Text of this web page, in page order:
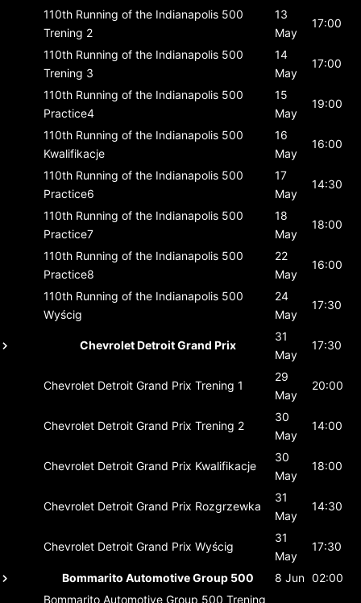
110th Running of the Indianapolis 500
Trening 2
13
May
17:00
110th Running of the Indianapolis 500
Trening 3
14
May
17:00
110th Running of the Indianapolis 500
Practice4
15
May
19:00
110th Running of the Indianapolis 500
Kwalifikacje
16
May
16:00
110th Running of the Indianapolis 500
Practice6
17
May
14:30
110th Running of the Indianapolis 500
Practice7
18
May
18:00
110th Running of the Indianapolis 500
Practice8
22
May
16:00
110th Running of the Indianapolis 500
Wyścig
24
May
17:30
Chevrolet Detroit Grand Prix
31
May
17:30
Chevrolet Detroit Grand Prix Trening 1
29
May
20:00
Chevrolet Detroit Grand Prix Trening 2
30
May
14:00
Chevrolet Detroit Grand Prix Kwalifikacje
30
May
18:00
Chevrolet Detroit Grand Prix Rozgrzewka
31
May
14:30
Chevrolet Detroit Grand Prix Wyścig
31
May
17:30
Bommarito Automotive Group 500 8 Jun 02:00
Bommarito Automotive Group 500 Trening